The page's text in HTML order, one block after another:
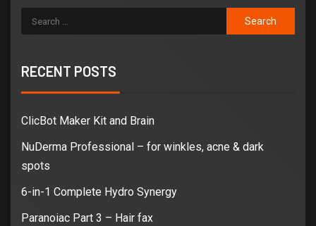
RECENT POSTS
ClicBot Maker Kit and Brain
NuDerma Professional – for winkles, acne & dark
spots
6-in-1 Complete Hydro Synergy
Paranoiac Part 3 – Hair fax